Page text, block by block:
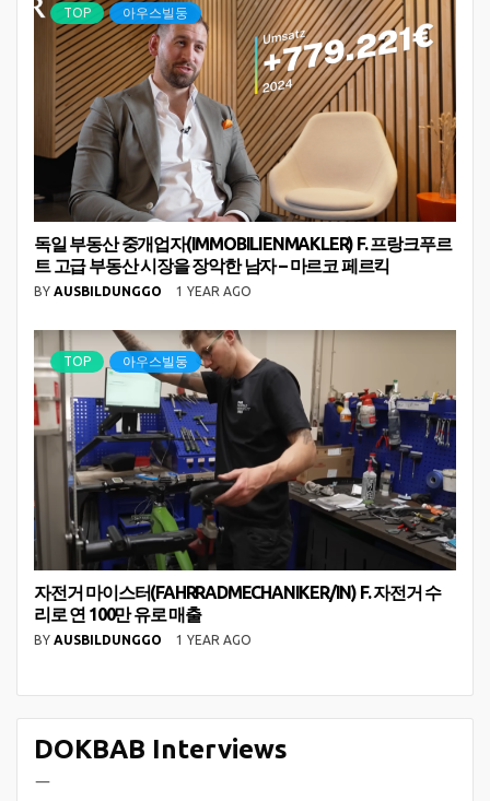
TOP 아우스빌둥
독일 부동산 중개업자(IMMOBILIENMAKLER) F. 프랑크푸르
트 고급 부동산 시장을 장악한 남자 – 마르코 페르킥
BY AUSBILDUNGGO 1 YEAR AGO
TOP 아우스빌둥
자전거 마이스터(FAHRRADMECHANIKER/IN) F. 자전거 수
리로 연 100만 유로 매출
BY AUSBILDUNGGO 1 YEAR AGO
DOKBAB Interviews